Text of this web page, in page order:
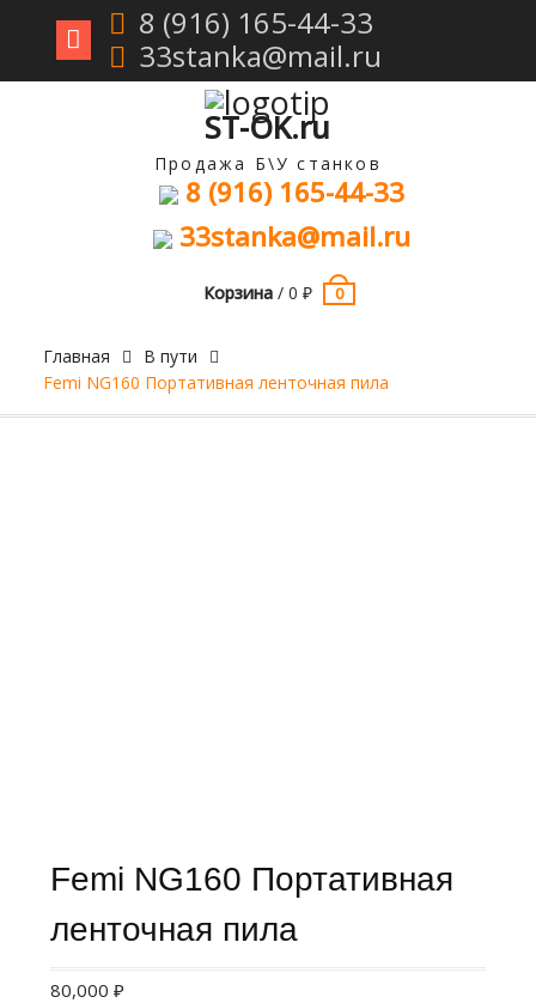
Перейти
8 (916) 165-44-33
33stanka@mail.ru
ST-OK.ru
Продажа Б\У станков
8 (916) 165-44-33
33stanka@mail.ru
Корзина/ 0 ₽ 0
Главная
В пути
Femi NG160 Портативная ленточная пила
Femi NG160 Портативная
ленточная пила
80,000 ₽